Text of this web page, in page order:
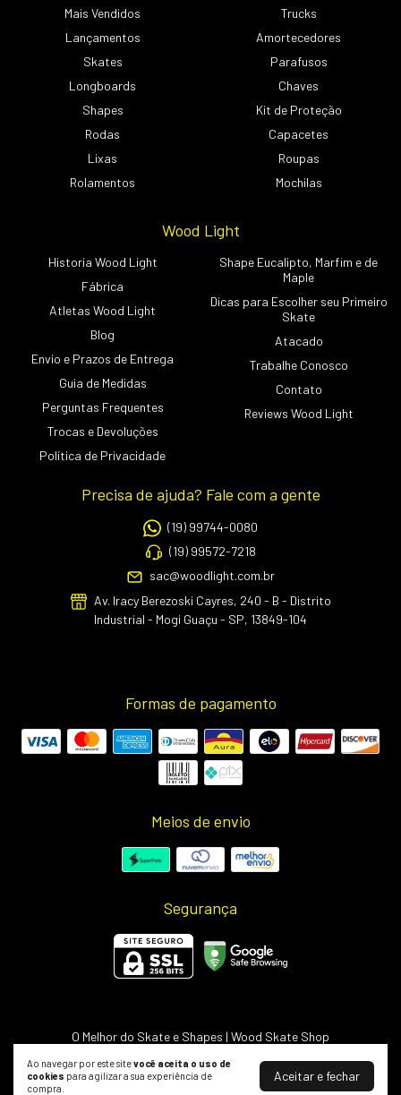
Ao navegar por este sitevocê aceita o uso de
cookies para agilizar a sua experiência de
compra.
Aceitar e fechar
Mais Vendidos
Lançamentos
Skates
Longboards
Shapes
Rodas
Lixas
Rolamentos
Trucks
Amortecedores
Parafusos
Chaves
Kit de Proteção
Capacetes
Roupas
Mochilas
Wood Light
Historia Wood Light
Fábrica
Atletas Wood Light
Blog
Envio e Prazos de Entrega
Guia de Medidas
Perguntas Frequentes
Trocas e Devoluções
Política de Privacidade
Shape Eucalipto, Marfim e de
Maple
Dicas para Escolher seu Primeiro
Skate
Atacado
Trabalhe Conosco
Contato
Reviews Wood Light
Precisa de ajuda? Fale com a gente
(19) 99744-0080
(19) 99572-7218
sac@woodlight.com.br
Av. Iracy Berezoski Cayres, 240 - B - Distrito
Industrial - Mogi Guaçu - SP, 13849-104
Formas de pagamento
Meios de envio
Segurança
O Melhor do Skate e Shapes | Wood Skate Shop